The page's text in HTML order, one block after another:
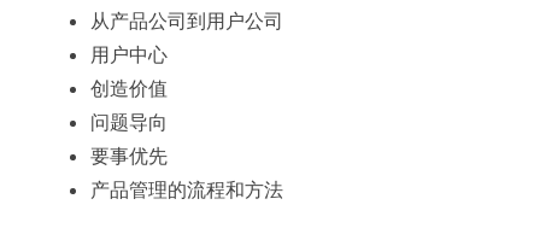
从产品公司到用户公司
用户中心
创造价值
问题导向
要事优先
产品管理的流程和方法